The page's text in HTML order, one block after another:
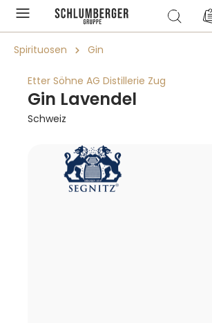
springen
Spirituosen Gin
Etter Söhne AG Distillerie Zug
Gin Lavendel
Schweiz
Bildergalerie überspringen